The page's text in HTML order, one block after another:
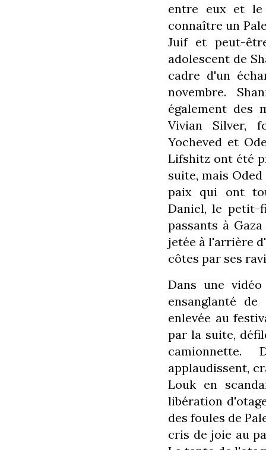
entre eux et le
connaître un
Juif et peut-
adolescent de
cadre d'un
novembre.
également des
Vivian Silver,
Yocheved et
Lifshitz ont été
suite, mais
paix qui ont
Daniel, le petit-
passants à
jetée à l'arrière
côtes par ses
Dans une
ensanglanté
enlevée au
par la suite,
applaudissent,
Louk en
libération
des foules de
cris de joie au